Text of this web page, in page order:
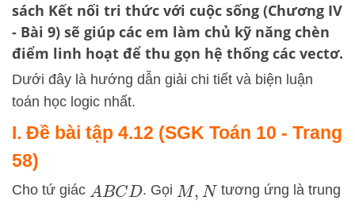
sách Kết nối tri thức với cuộc sống (Chương IV
- Bài 9) sẽ giúp các em làm chủ kỹ năng chèn
điểm linh hoạt để thu gọn hệ thống các vectơ.
Dưới đây là hướng dẫn giải chi tiết và biện luận
toán học logic nhất.
I. Đề bài tập 4.12 (SGK Toán 10 - Trang
58)
Cho tứ giác ABCD . Gọi M,N tương ứng là trung